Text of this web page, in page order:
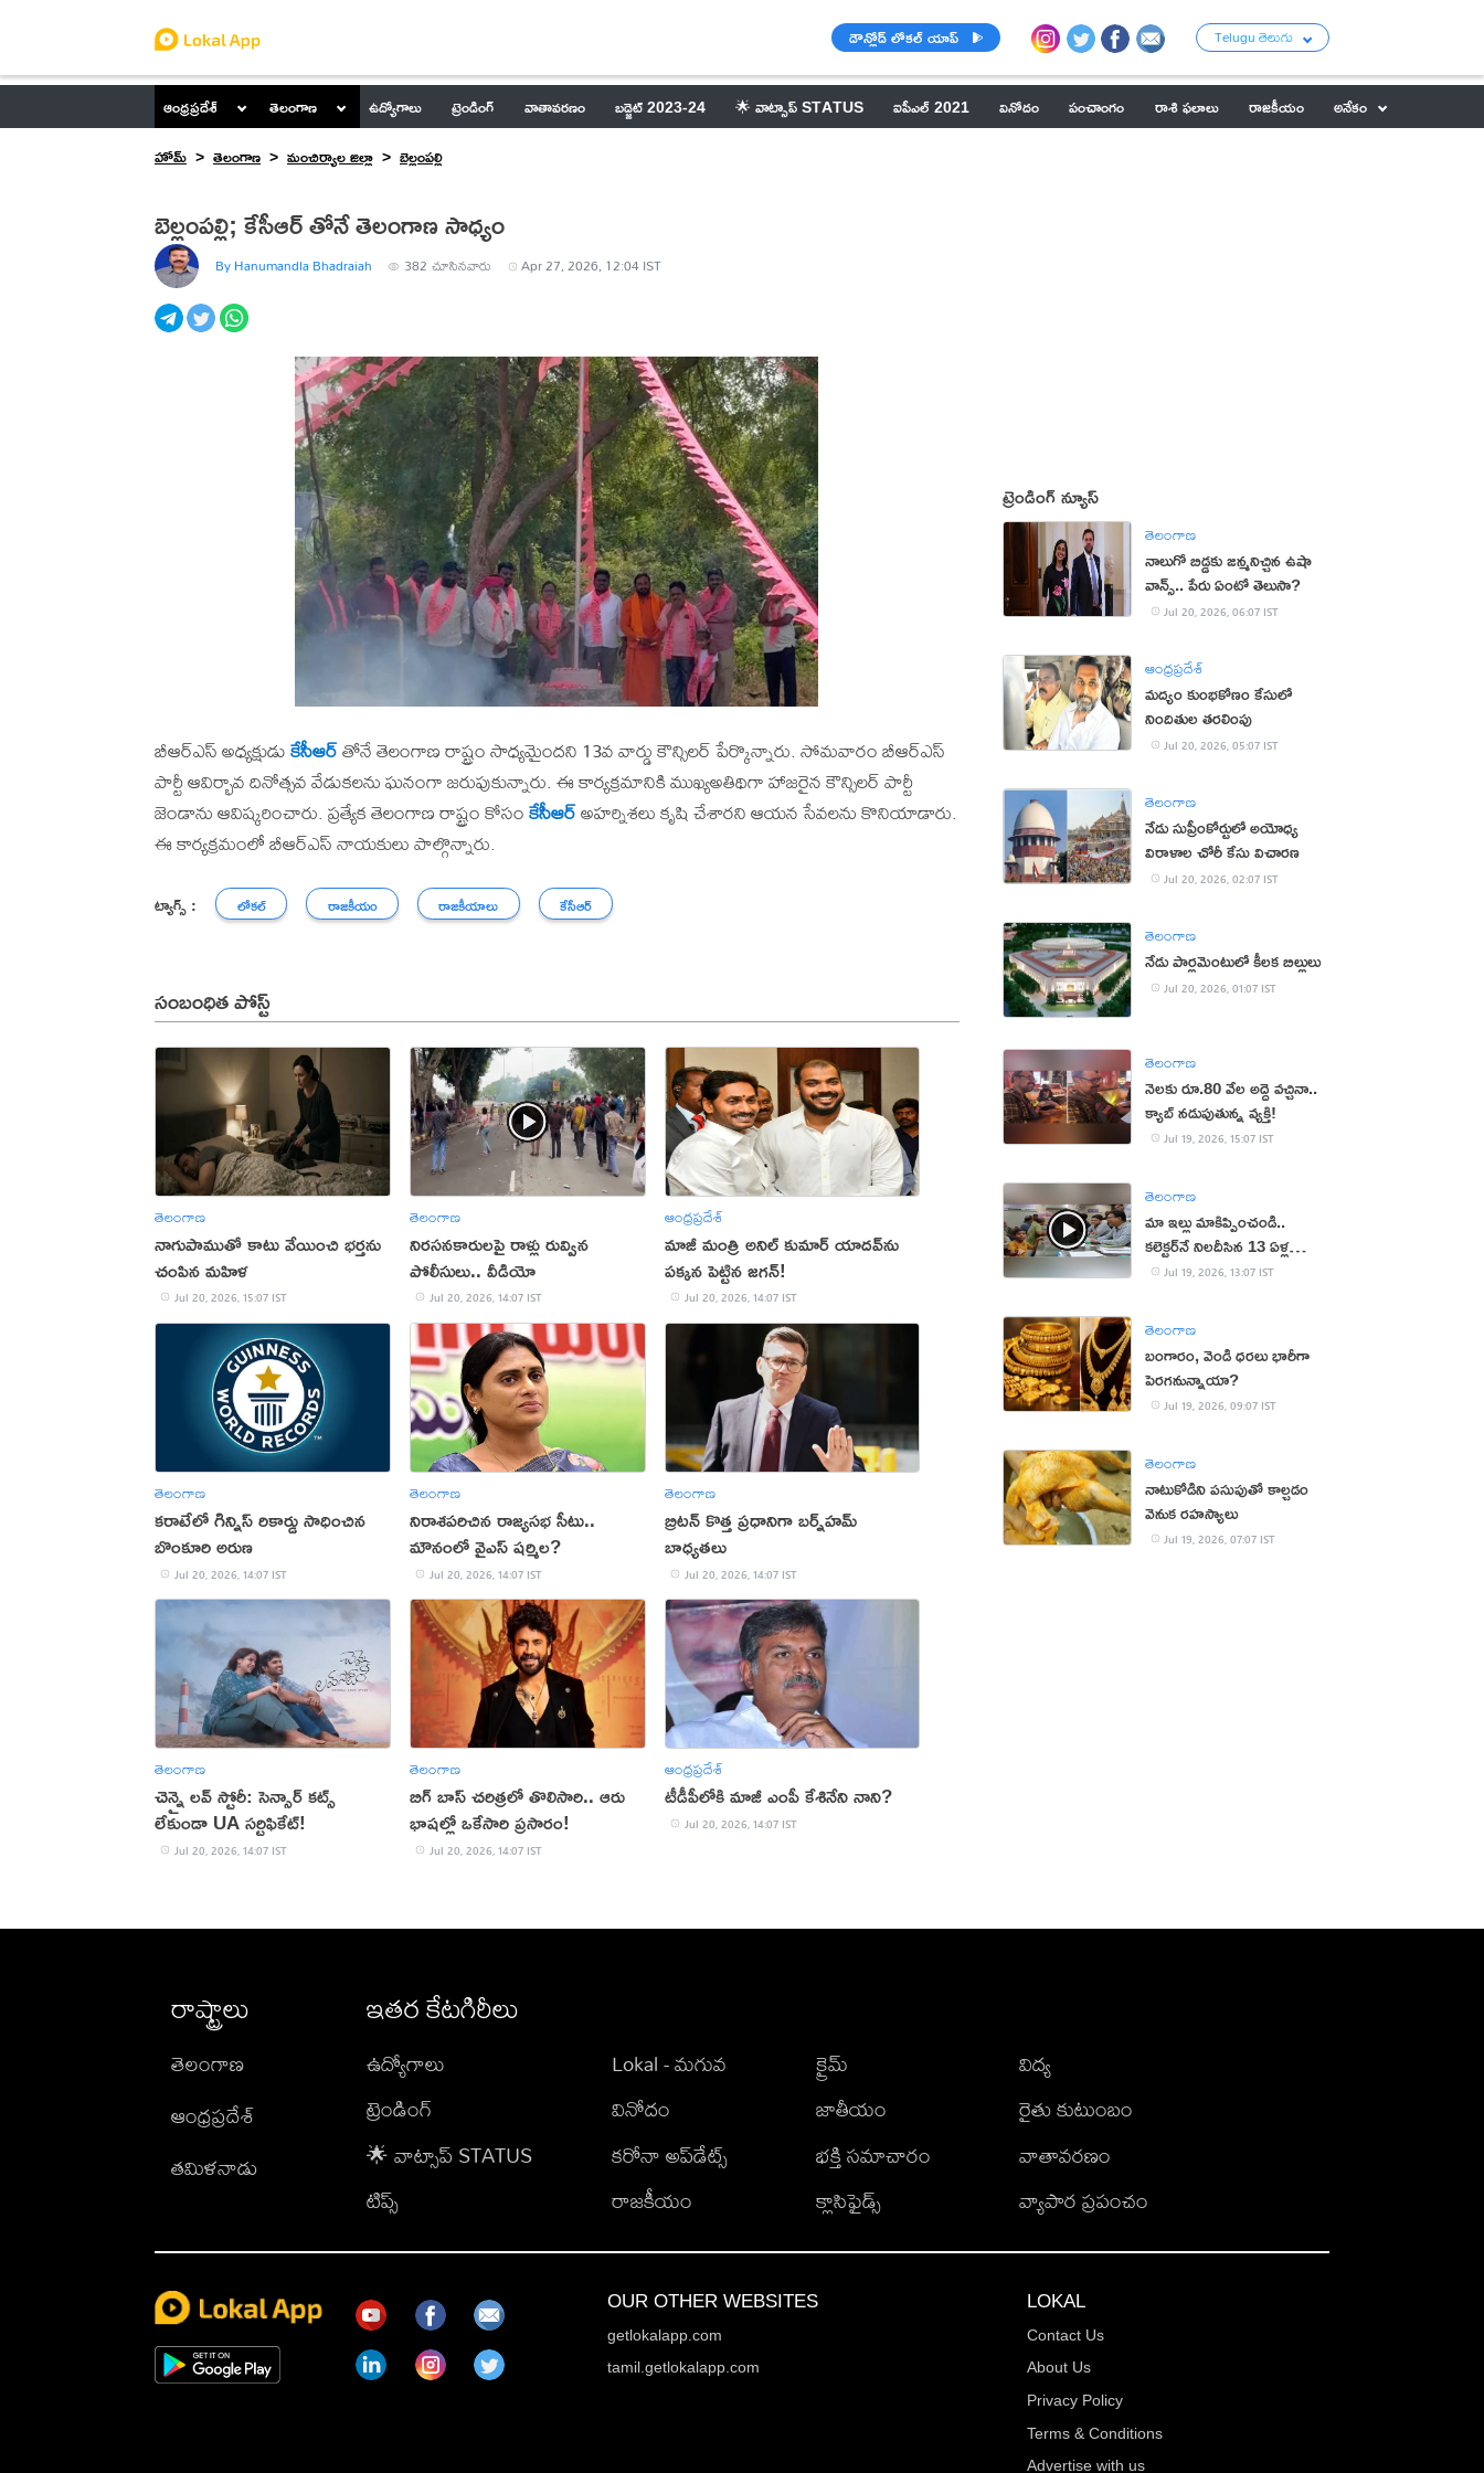
డౌన్లోడ్ లోకల్ యాప్ Telugu తెలుగు
ఆంధ్రప్రదేశ్ తెలంగాణ ఉద్యోగాలు ట్రెండింగ్ వాతావరణం బడ్జెట్ 2023-24 🌟 వాట్సాప్ STATUS ఐపీఎల్ 2021 వినోదం పంచాంగం రాశి ఫలాలు రాజకీయం
అనేకం
హోమ్
తెలంగాణ మంచిర్యాల జిల్లా బెల్లంపల్లి
బెల్లంపల్లి; కేసీఆర్ తోనే తెలంగాణ సాధ్యం
By Hanumandla Bhadraiah 382 చూసినవారు Apr 27, 2026, 12:04 IST
బీఆర్ఎస్ అధ్యక్షుడుకేసీఆర్తోనే తెలంగాణ రాష్ట్రం సాధ్యమైందని 13వ వార్డు కౌన్సిలర్ పేర్కొన్నారు. సోమవారం బీఆర్ఎస్
పార్టీ ఆవిర్భావ దినోత్సవ వేడుకలను ఘనంగా జరుపుకున్నారు. ఈ కార్యక్రమానికి ముఖ్యఅతిథిగా హాజరైన కౌన్సిలర్ పార్టీ
జెండాను ఆవిష్కరించారు. ప్రత్యేక తెలంగాణ రాష్ట్రం కోసంకేసీఆర్అహర్నిశలు కృషి చేశారని ఆయన సేవలను కొనియాడారు.
ఈ కార్యక్రమంలో బీఆర్ఎస్ నాయకులు పాల్గొన్నారు.
ట్యాగ్స్ : లోకల్ రాజకీయం రాజకీయాలు కేసీఆర్
సంబంధిత పోస్ట్
తెలంగాణ
నాగుపాముతో కాటు వేయించి భర్తను
చంపిన మహిళ
Jul 20, 2026, 15:07 IST
తెలంగాణ
నిరసనకారులపై రాళ్లు రువ్విన
పోలీసులు.. వీడియో
Jul 20, 2026, 14:07 IST
ఆంధ్రప్రదేశ్
మాజీ మంత్రి అనిల్ కుమార్ యాదవ్‌ను
పక్కన పెట్టిన జగన్!
Jul 20, 2026, 14:07 IST
తెలంగాణ
కరాటేలో గిన్నిస్ రికార్డు సాధించిన
బొంకూరి అరుణ
Jul 20, 2026, 14:07 IST
తెలంగాణ
నిరాశపరిచిన రాజ్యసభ సీటు..
మౌనంలో వైఎస్ షర్మిల?
Jul 20, 2026, 14:07 IST
తెలంగాణ
బ్రిటన్ కొత్త ప్రధానిగా బర్న్‌హమ్
బాధ్యతలు
Jul 20, 2026, 14:07 IST
తెలంగాణ
చెన్నై లవ్ స్టోరీ: సెన్సార్ కట్స్
లేకుండా UA సర్టిఫికేట్!
Jul 20, 2026, 14:07 IST
తెలంగాణ
బిగ్ బాస్ చరిత్రలో తొలిసారి.. ఆరు
భాషల్లో ఒకేసారి ప్రసారం!
Jul 20, 2026, 14:07 IST
ఆంధ్రప్రదేశ్
టీడీపీలోకి మాజీ ఎంపీ కేశినేని నాని?
Jul 20, 2026, 14:07 IST
ట్రెండింగ్ న్యూస్
తెలంగాణ
నాలుగో బిడ్డకు జన్మనిచ్చిన ఉషా
వాన్స్.. పేరు ఏంటో తెలుసా?
Jul 20, 2026, 06:07 IST
ఆంధ్రప్రదేశ్
మద్యం కుంభకోణం కేసులో
నిందితుల తరలింపు
Jul 20, 2026, 05:07 IST
తెలంగాణ
నేడు సుప్రీంకోర్టులో అయోధ్య
విరాళాల చోరీ కేసు విచారణ
Jul 20, 2026, 02:07 IST
తెలంగాణ
నేడు పార్లమెంటులో కీలక బిల్లులు
Jul 20, 2026, 01:07 IST
తెలంగాణ
నెలకు రూ.80 వేల అద్దె వచ్చినా..
క్యాబ్ నడుపుతున్న వ్యక్తి!
Jul 19, 2026, 15:07 IST
తెలంగాణ
మా ఇల్లు మాకిప్పించండి..
కలెక్టర్‌నే నిలదీసిన 13 ఏళ్ల
బాలుడు!
Jul 19, 2026, 13:07 IST
తెలంగాణ
బంగారం, వెండి ధరలు భారీగా
పెరగనున్నాయా?
Jul 19, 2026, 09:07 IST
తెలంగాణ
నాటుకోడిని పసుపుతో కాల్చడం
వెనుక రహస్యాలు
Jul 19, 2026, 07:07 IST
రాష్ట్రాలు
తెలంగాణ
ఆంధ్రప్రదేశ్
తమిళనాడు
ఇతర కేటగిరీలు
ఉద్యోగాలు
ట్రెండింగ్
🌟 వాట్సాప్ STATUS
టిప్స్
Lokal - మగువ
వినోదం
కరోనా అప్‌డేట్స్
రాజకీయం
క్రైమ్
జాతీయం
భక్తి సమాచారం
క్లాసిఫైడ్స్
విద్య
రైతు కుటుంబం
వాతావరణం
వ్యాపార ప్రపంచం
OUR OTHER WEBSITES
getlokalapp.com
tamil.getlokalapp.com
LOKAL
Contact Us
About Us
Privacy Policy
Terms & Conditions
Advertise with us